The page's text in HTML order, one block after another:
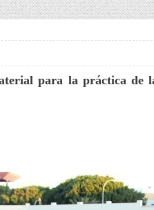
para la práctica de